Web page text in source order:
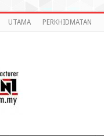
UTAMA PERKHIDMATAN